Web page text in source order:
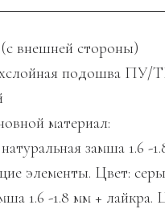
внешней стороны)
подошва ПУ/
материал:
замша 1.6 -
элементы. Цвет:
1.6 -1.8 мм + лайкра.